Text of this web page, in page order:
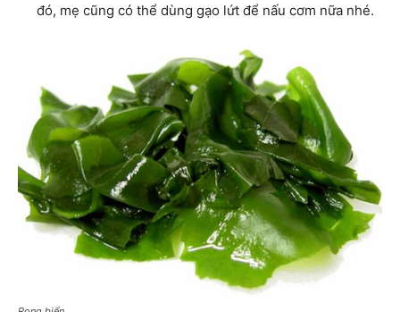
đó, mẹ cũng có thể dùng gạo lứt để nấu cơm nữa nhé.